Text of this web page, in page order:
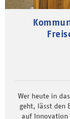
Wer heute in
geht, lässt den
auf Innovation